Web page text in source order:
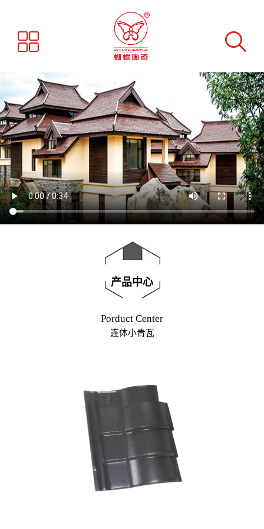
产品中心
Porduct Center
连体小青瓦